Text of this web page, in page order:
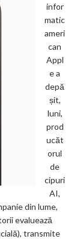
infor
matic
ameri
can
Appl
e a
depă
șit,
luni,
prod
ucăt
orul
de
cipuri
AI,
din lume,
evaluează
transmite